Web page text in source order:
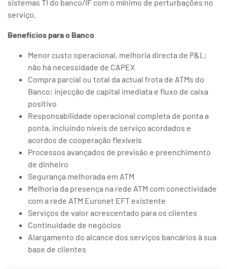
sistemas TI do banco/IF com o mínimo de perturbações no
serviço.
Benefícios para o Banco
Menor custo operacional, melhoria directa de P&L;
não há necessidade de CAPEX
Compra parcial ou total da actual frota de ATMs do
Banco; injecção de capital imediata e fluxo de caixa
positivo
Responsabilidade operacional completa de ponta a
ponta, incluindo níveis de serviço acordados e
acordos de cooperação flexíveis
Processos avançados de previsão e preenchimento
de dinheiro
Segurança melhorada em ATM
Melhoria da presença na rede ATM com conectividade
com a rede ATM Euronet EFT existente
Serviços de valor acrescentado para os clientes
Continuidade de negócios
Alargamento do alcance dos serviços bancários à sua
base de clientes